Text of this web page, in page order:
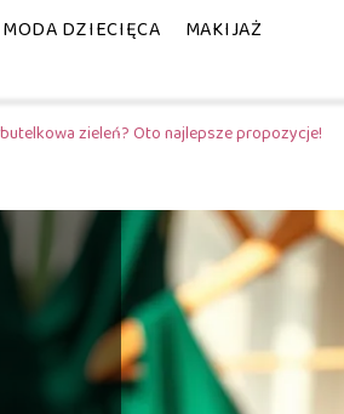
MODA DZIECIĘCA MAKIJAŻ
zieleń? Oto najlepsze propozycje!